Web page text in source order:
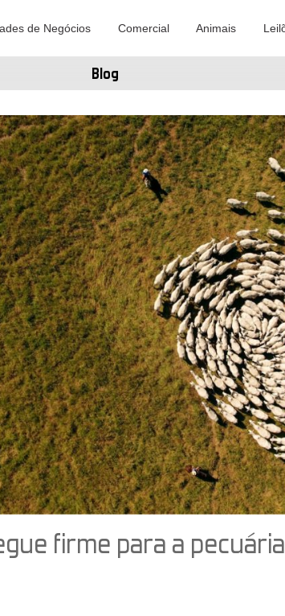
de Negócios Comercial Animais
Blog
firme para a